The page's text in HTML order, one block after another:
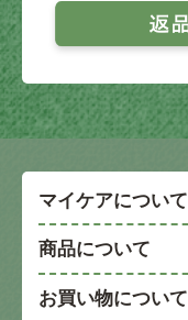
マイケアについて
商品について
お買い物について